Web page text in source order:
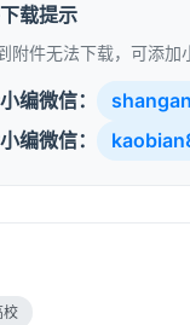
载提示
附件无法下载，可添加
编微信：
编微信：
校